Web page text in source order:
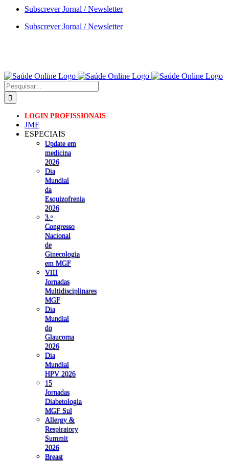
Skip
content
Subscrever Jornal / Newsletter
Subscrever Jornal / Newsletter
Pesquisar
LOGIN PROFISSIONAIS
JMF
ESPECIAIS
Update em
medicina
2026
Dia
Mundial
da
Esquizofrenia
2026
3.ᵒ
Congresso
Nacional
de
Ginecologia
em MGF
VIII
Jornadas
Multidisciplinares
MGF
Dia
Mundial
do
Glaucoma
2026
Dia
Mundial
HPV 2026
15
Jornadas
Diabetologia
MGF Sul
Allergy &
Respiratory
Summit
2026
Breast